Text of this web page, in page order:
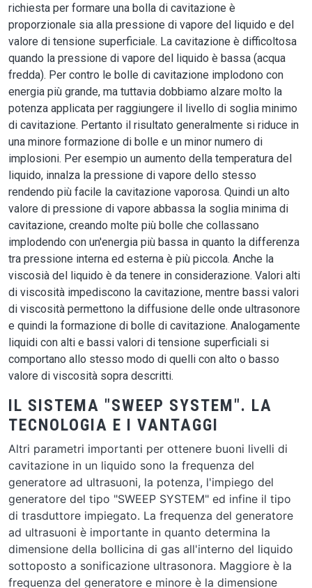
richiesta per formare una bolla di cavitazione è
proporzionale sia alla pressione di vapore del liquido e del
valore di tensione superficiale. La cavitazione è difficoltosa
quando la pressione di vapore del liquido è bassa (acqua
fredda). Per contro le bolle di cavitazione implodono con
energia più grande, ma tuttavia dobbiamo alzare molto la
potenza applicata per raggiungere il livello di soglia minimo
di cavitazione. Pertanto il risultato generalmente si riduce in
una minore formazione di bolle e un minor numero di
implosioni. Per esempio un aumento della temperatura del
liquido, innalza la pressione di vapore dello stesso
rendendo più facile la cavitazione vaporosa. Quindi un alto
valore di pressione di vapore abbassa la soglia minima di
cavitazione, creando molte più bolle che collassano
implodendo con un'energia più bassa in quanto la differenza
tra pressione interna ed esterna è più piccola. Anche la
viscosià del liquido è da tenere in considerazione. Valori alti
di viscosità impediscono la cavitazione, mentre bassi valori
di viscosità permettono la diffusione delle onde ultrasonore
e quindi la formazione di bolle di cavitazione. Analogamente
liquidi con alti e bassi valori di tensione superficiali si
comportano allo stesso modo di quelli con alto o basso
valore di viscosità sopra descritti.
IL SISTEMA "SWEEP SYSTEM". LA
TECNOLOGIA E I VANTAGGI
Altri parametri importanti per ottenere buoni livelli di
cavitazione in un liquido sono la frequenza del
generatore ad ultrasuoni, la potenza, l'impiego del
generatore del tipo "SWEEP SYSTEM" ed infine il tipo
di trasduttore impiegato. La frequenza del generatore
ad ultrasuoni è importante in quanto determina la
dimensione della bollicina di gas all'interno del liquido
sottoposto a sonificazione ultrasonora. Maggiore è la
frequenza del generatore e minore è la dimensione